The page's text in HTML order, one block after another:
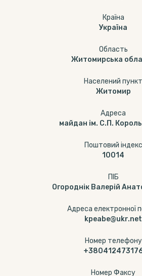
Країна
Україна
Область
Житомирська
Населений пункт
Житомир
Адреса
майдан ім. С.П.
Поштовий індекс
10014
ПІБ
Огороднік Валерій
Адреса електронної
kpeabe@ukr.net
Номер телефону
Номер Факсу